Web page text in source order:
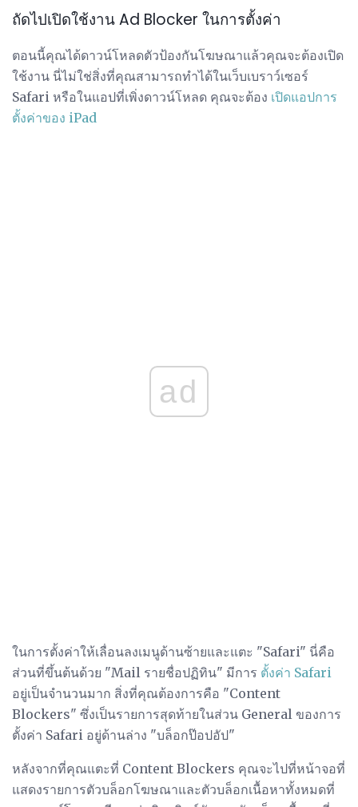
ถัดไปเปิดใช้งาน Ad Blocker ในการตั้งค่า
ตอนนี้คุณได้ดาวน์โหลดตัวป้องกันโฆษณาแล้วคุณจะต้องเปิด
ใช้งาน นี่ไม่ใช่สิ่งที่คุณสามารถทำได้ในเว็บเบราว์เซอร์
Safari หรือในแอปที่เพิ่งดาวน์โหลด คุณจะต้อง เปิดแอปการ
ตั้งค่าของ iPad
ad
ในการตั้งค่าให้เลื่อนลงเมนูด้านซ้ายและแตะ "Safari" นี่คือ
ส่วนที่ขึ้นต้นด้วย "Mail รายชื่อปฏิทิน" มีการ ตั้งค่า Safari
อยู่เป็นจำนวนมาก สิ่งที่คุณต้องการคือ "Content
Blockers" ซึ่งเป็นรายการสุดท้ายในส่วน General ของการ
ตั้งค่า Safari อยู่ด้านล่าง "บล็อกป๊อปอัป"
หลังจากที่คุณแตะที่ Content Blockers คุณจะไปที่หน้าจอที่
แสดงรายการตัวบล็อกโฆษณาและตัวบล็อกเนื้อหาทั้งหมดที่